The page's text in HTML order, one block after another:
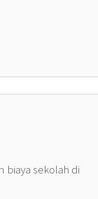
biaya sekolah di